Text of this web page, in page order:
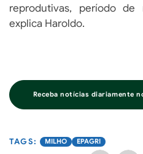
reprodutivas, período de
explica Haroldo.
Receba notícias diariamente
MILHO EPAGRI